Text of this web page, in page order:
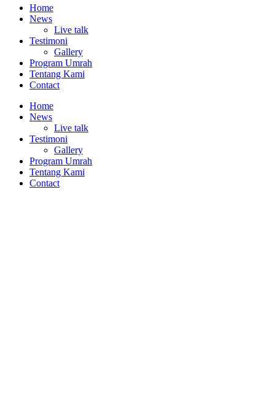
Home
News
Live talk
Testimoni
Gallery
Program Umrah
Tentang Kami
Contact
Home
News
Live talk
Testimoni
Gallery
Program Umrah
Tentang Kami
Contact